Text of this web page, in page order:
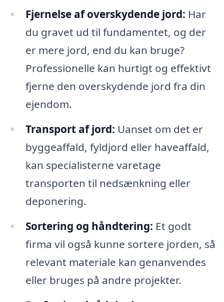
Fjernelse af overskydende jord: Har
du gravet ud til fundamentet, og der
er mere jord, end du kan bruge?
Professionelle kan hurtigt og effektivt
fjerne den overskydende jord fra din
ejendom.
Transport af jord: Uanset om det er
byggeaffald, fyldjord eller haveaffald,
kan specialisterne varetage
transporten til nedsænkning eller
deponering.
Sortering og håndtering: Et godt
firma vil også kunne sortere jorden, så
relevant materiale kan genanvendes
eller bruges på andre projekter.